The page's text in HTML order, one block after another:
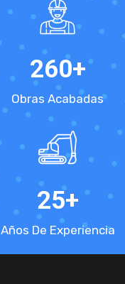
260+
Obras Acabadas
25+
Años De Experiencia